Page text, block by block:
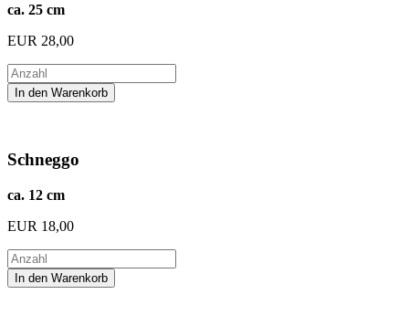
ca. 25 cm
EUR 28,00
Schneggo
ca. 12 cm
EUR 18,00